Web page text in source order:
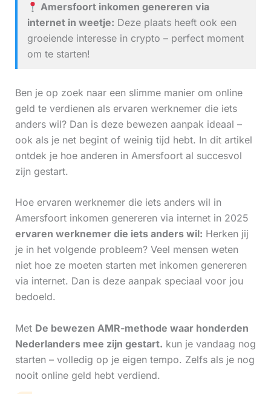
Amersfoort inkomen genereren via
internet in weetje: Deze plaats heeft ook een
groeiende interesse in crypto – perfect moment
om te starten!
Ben je op zoek naar een slimme manier om online
geld te verdienen als ervaren werknemer die iets
anders wil? Dan is deze bewezen aanpak ideaal –
ook als je net begint of weinig tijd hebt. In dit artikel
ontdek je hoe anderen in Amersfoort al succesvol
zijn gestart.
Hoe ervaren werknemer die iets anders wil in
Amersfoort inkomen genereren via internet in 2025
ervaren werknemer die iets anders wil: Herken jij
je in het volgende probleem? Veel mensen weten
niet hoe ze moeten starten met inkomen genereren
via internet. Dan is deze aanpak speciaal voor jou
bedoeld.
Met De bewezen AMR-methode waar honderden
Nederlanders mee zijn gestart. kun je vandaag nog
starten – volledig op je eigen tempo. Zelfs als je nog
nooit online geld hebt verdiend.